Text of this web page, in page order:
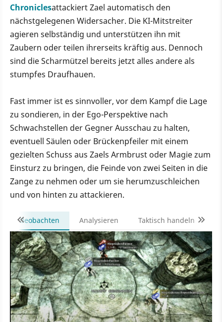
Chroniclesattackiert Zael automatisch den
nächstgelegenen Widersacher. Die KI-Mitstreiter
agieren selbständig und unterstützen ihn mit
Zaubern oder teilen ihrerseits kräftig aus. Dennoch
sind die Scharmützel bereits jetzt alles andere als
stumpfes Draufhauen.
Fast immer ist es sinnvoller, vor dem Kampf die Lage
zu sondieren, in der Ego-Perspektive nach
Schwachstellen der Gegner Ausschau zu halten,
eventuell Säulen oder Brückenpfeiler mit einem
gezielten Schuss aus Zaels Armbrust oder Magie zum
Einsturz zu bringen, die Feinde von zwei Seiten in die
Zange zu nehmen oder um sie herumzuschleichen
und von hinten zu attackieren.
Beobachten Analysieren Taktisch handeln